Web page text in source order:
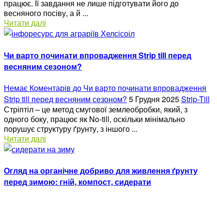
працює. Її завдання не лише підготувати його до
весняного посіву, а й ...
Читати далі
Чи варто починати впровадження Strip till перед
весняним сезоном?
Немає Коментарів до Чи варто починати впровадження
Strip till перед весняним сезоном? 5 Грудня 2025Strip-Till
Стріптіл – це метод смугової землеобробки, який, з
одного боку, працює як No-till, оскільки мінімально
порушує структуру ґрунту, з іншого ...
Читати далі
Огляд на органічне добриво для живлення ґрунту
перед зимою: гній, компост, сидерати